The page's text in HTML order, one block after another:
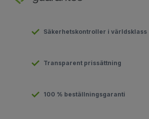
Säkerhetskontroller i världsklass
Transparent prissättning
100 % beställningsgaranti